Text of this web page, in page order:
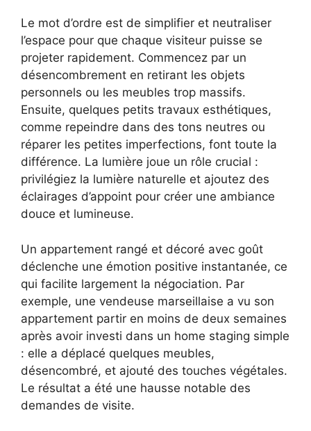
Le mot d’ordre est de simplifier et neutraliser
l’espace pour que chaque visiteur puisse se
projeter rapidement. Commencez par un
désencombrement en retirant les objets
personnels ou les meubles trop massifs.
Ensuite, quelques petits travaux esthétiques,
comme repeindre dans des tons neutres ou
réparer les petites imperfections, font toute la
différence. La lumière joue un rôle crucial :
privilégiez la lumière naturelle et ajoutez des
éclairages d’appoint pour créer une ambiance
douce et lumineuse.
Un appartement rangé et décoré avec goût
déclenche une émotion positive instantanée, ce
qui facilite largement la négociation. Par
exemple, une vendeuse marseillaise a vu son
appartement partir en moins de deux semaines
après avoir investi dans un home staging simple
: elle a déplacé quelques meubles,
désencombré, et ajouté des touches végétales.
Le résultat a été une hausse notable des
demandes de visite.